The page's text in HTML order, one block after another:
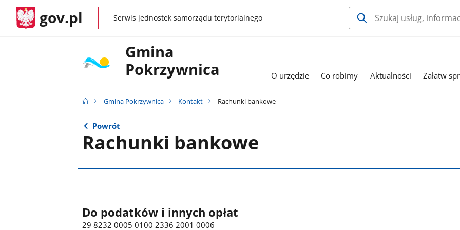
gov.pl gov.plSerwis jednostek samorządu terytorialnego
Gmina
Pokrzywnica
O urzędzie Co robimy Aktualności Załatw
Gmina Pokrzywnica Kontakt Rachunki bankowe
Powrót
Rachunki bankowe
Do podatków i innych opłat
29 8232 0005 0100 2336 2001 0006